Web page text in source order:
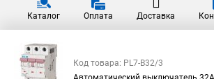
Каталог Оплата Доставка
Код товара: PL7-B32/3